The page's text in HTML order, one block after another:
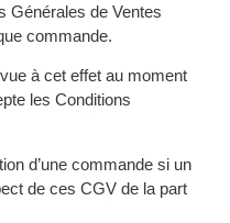
Générales de Ventes
commande.
à cet effet au moment
les Conditions
d’une commande si un
de ces CGV de la part